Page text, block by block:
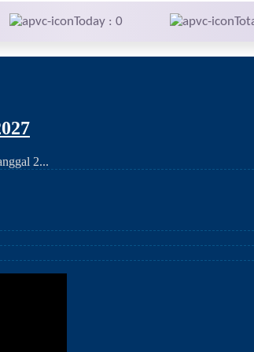
Today : 0
2...